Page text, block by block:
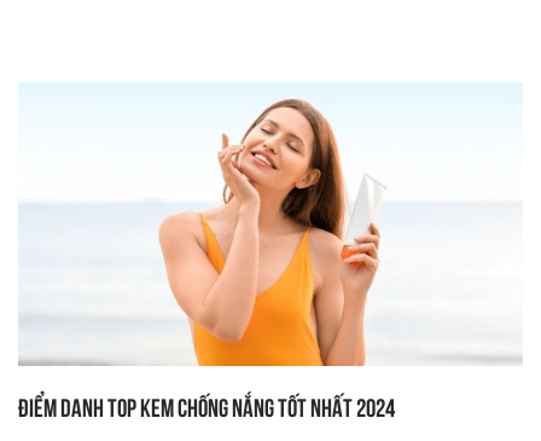
Điểm danh Top kem chống nắng tốt nhất 2024